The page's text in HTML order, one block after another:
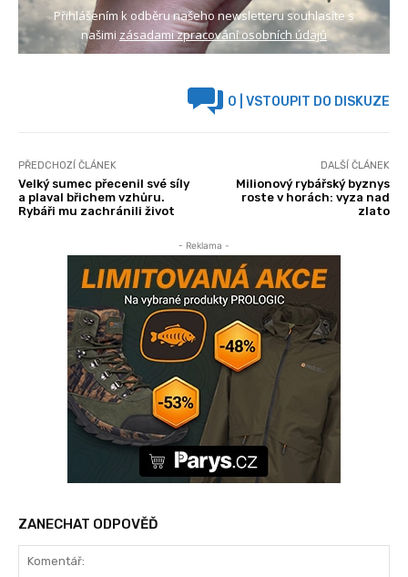
Přihlášením k odběru našeho newsletteru souhlasíte s
našimi zásadami zpracování osobních údajů
0 | VSTOUPIT DO DISKUZE
PŘEDCHOZÍ ČLÁNEK
Velký sumec přecenil své síly
a plaval břichem vzhůru.
Rybáři mu zachránili život
DALŠÍ ČLÁNEK
Milionový rybářský byznys
roste v horách: vyza nad
zlato
- Reklama -
ZANECHAT ODPOVĚĎ